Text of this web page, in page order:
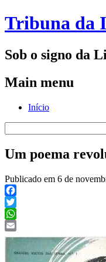
Tribuna da
Sob o signo da
Main menu
Skip
Início
por:
Um poema
Publicado em 6 de
Facebook
Twitter
WhatsApp
Email